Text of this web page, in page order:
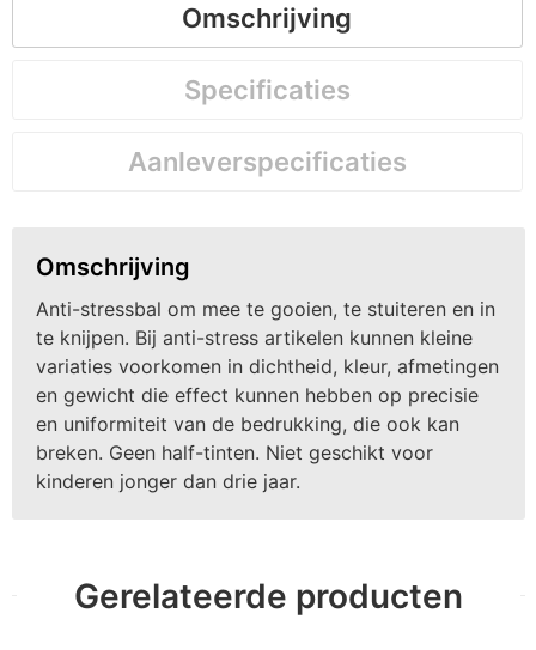
Omschrijving
Specificaties
Aanleverspecificaties
Omschrijving
Anti-stressbal om mee te gooien, te stuiteren en in
te knijpen. Bij anti-stress artikelen kunnen kleine
variaties voorkomen in dichtheid, kleur, afmetingen
en gewicht die effect kunnen hebben op precisie
en uniformiteit van de bedrukking, die ook kan
breken. Geen half-tinten. Niet geschikt voor
kinderen jonger dan drie jaar.
Gerelateerde producten